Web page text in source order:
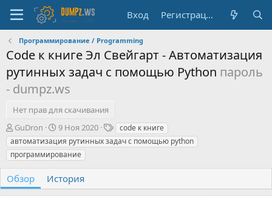
Вход Регистрация
Программирование / Programming
Code к книге Эл Свейгарт - Автоматизация
рутинных задач с помощью Python пароль
- dumpz.ws
Нет прав для скачивания
А
в
т
о
GuDron
Д
а
т
а
о
з
9 Ноя 2020
Т
е
г
code к книге
автоматизация рутинных задач с помощью python
программирование
Обзор История